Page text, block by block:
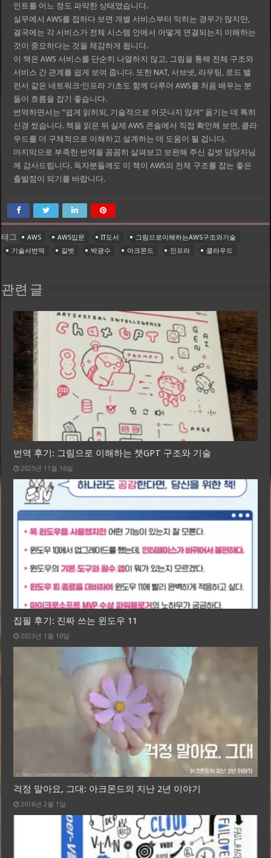
인트를 어느 정도 파악한 상태였습니다.
실무에서 AWS를 접하다 보면 개별 서비스부터 익히는 경우가 많지만,
결국에는 각 서비스가 전체 시스템 안에서 어떻게 연결되는지 이해하는
것이 중요하다는 것을 체감하게 됩니다.
이 책은 AWS 서비스를 단순히 나열하지 않고, 그림을 통해 전체 구조와
서비스 간 관계를 쉽게 보여 줍니다. 또한 NAT, 서브넷, 라우팅, 로드 밸
런서 같은 네트워크·인프라 기초도 함께 다루어 AWS를 처음 배우는 분
들이 흐름을 잡기 좋습니다.
번역하면서는 “쉽게 읽히되, 기술적으로 어긋나지 않게” 옮기는 데 특히
신경 썼습니다. 책을 읽은 뒤 실제 AWS 콘솔에서 직접 확인해 보면, 클라
우드를 더 구체적으로 이해하고 설계하는 데 도움이 될 겁니다.
마지막으로 부족한 번역을 꼼꼼히 살펴보고 보완해 주신 길벗 담당자님
께 감사드립니다. 독자분들께도 이 책이 AWS의 전체 구조를 잡는 좋은
출발점이 되기를 바랍니다.
태그 AWS AWS입문 IT도서
그림으로이해하는AWS구조와기술
기술서번역
길벗 박광수 아크몬드 인프라 클라우드
관련 글
번역 후기: 그림으로 이해하는 챗GPT 구조와 기술
2025년 11월 16일
집필 후기: 진짜 쓰는 윈도우 11
2023년 1월 10일
걱정 말아요, 그대: 아크몬드의 지난 2년 이야기
2016년 2월 1일